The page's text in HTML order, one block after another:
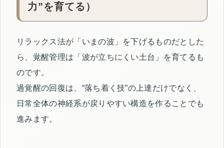
力”を育てる）
リラックス法が「いまの波」を下げるものだとした
ら、覚醒管理は「波が立ちにくい土台」を育てるも
のです。
過覚醒の回復は、“落ち着く技”の上達だけでなく、
日常全体の神経系が戻りやすい構造を作ることでも
進みます。